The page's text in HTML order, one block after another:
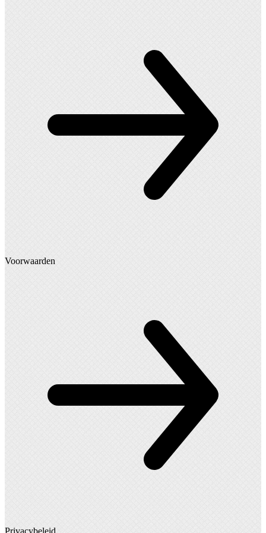
Voorwaarden